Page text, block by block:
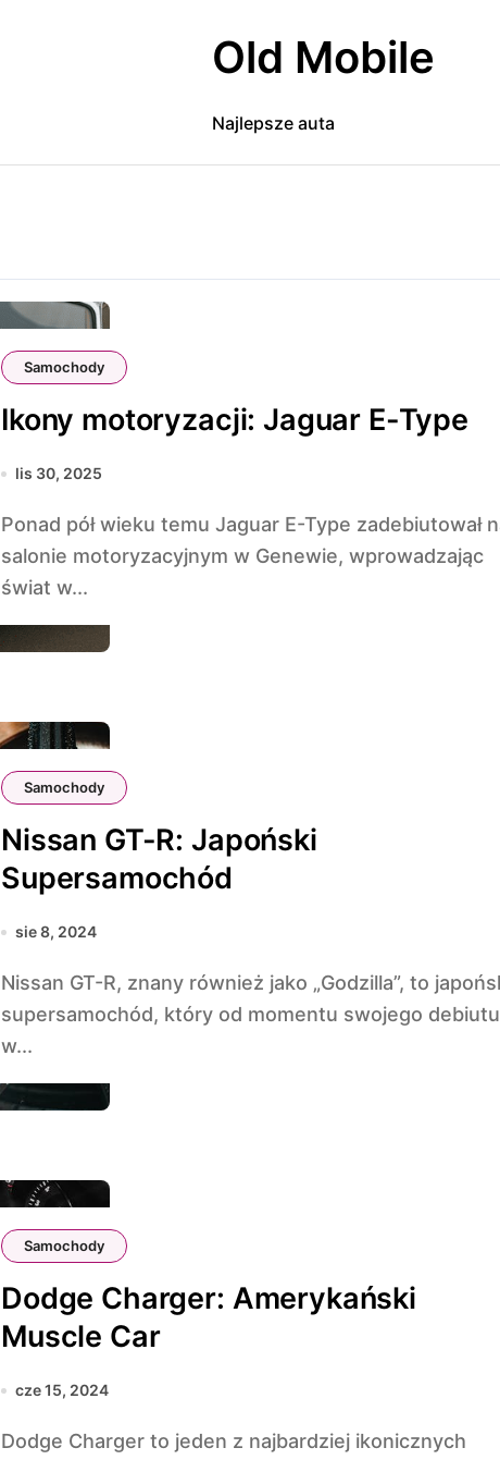
Old Mobile
Najlepsze auta
Samochody
Ikony motoryzacji: Jaguar E-Type
lis 30, 2025
Ponad pół wieku temu Jaguar E-Type zadebiutował na
salonie motoryzacyjnym w Genewie, wprowadzając
świat w...
Samochody
Nissan GT-R: Japoński
Supersamochód
sie 8, 2024
Nissan GT-R, znany również jako „Godzilla”, to japoński
supersamochód, który od momentu swojego debiutu
w...
Samochody
Dodge Charger: Amerykański
Muscle Car
cze 15, 2024
Dodge Charger to jeden z najbardziej ikonicznych